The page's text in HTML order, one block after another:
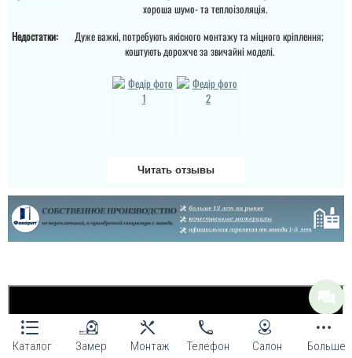
Каталог Замер Монтаж Телефон Салон Больше
Андрій
замовляти перевізником,
дверям лягають на вас,
моєму варіанті сказали
читати всі відгуки
хороша шумо- та теплоізоляція.
Недостатки:
Дуже важкі, потребують якісного монтажу та міцного кріплення;
коштують дорожче за звичайні моделі.
Читать отзывы